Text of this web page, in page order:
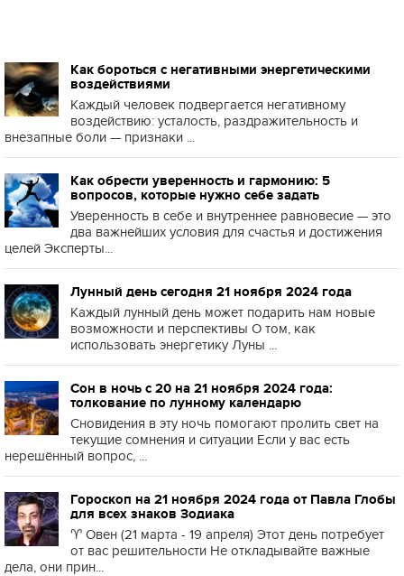
Как бороться с негативными энергетическими
воздействиями
Каждый человек подвергается негативному
воздействию: усталость, раздражительность и
внезапные боли — признаки ...
Как обрести уверенность и гармонию: 5
вопросов, которые нужно себе задать
Уверенность в себе и внутреннее равновесие — это
два важнейших условия для счастья и достижения
целей Эксперты...
Лунный день сегодня 21 ноября 2024 года
Каждый лунный день может подарить нам новые
возможности и перспективы О том, как
использовать энергетику Луны ...
Сон в ночь с 20 на 21 ноября 2024 года:
толкование по лунному календарю
Сновидения в эту ночь помогают пролить свет на
текущие сомнения и ситуации Если у вас есть
нерешённый вопрос, ...
Гороскоп на 21 ноября 2024 года от Павла Глобы
для всех знаков Зодиака
♈️ Овен (21 марта - 19 апреля) Этот день потребует
от вас решительности Не откладывайте важные
дела, они прин...